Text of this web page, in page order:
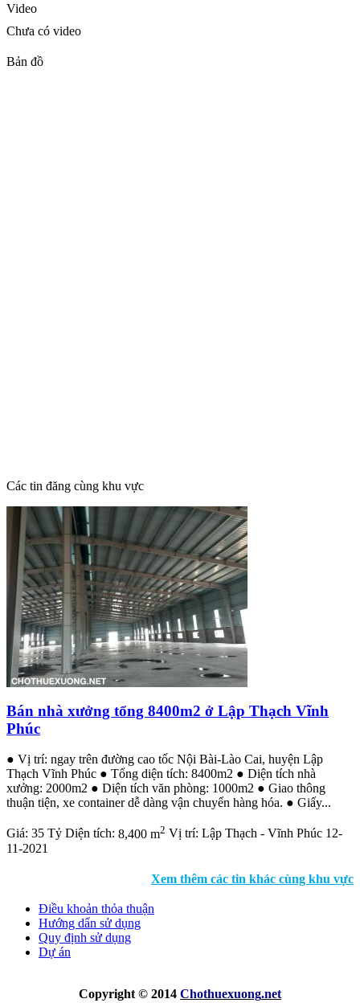
Video
Chưa có video
Bản đồ
Các tin đăng cùng khu vực
Bán nhà xưởng tổng 8400m2 ở Lập Thạch Vĩnh
Phúc
● Vị trí: ngay trên đường cao tốc Nội Bài-Lào Cai, huyện Lập
Thạch Vĩnh Phúc ● Tổng diện tích: 8400m2 ● Diện tích nhà
xưởng: 2000m2 ● Diện tích văn phòng: 1000m2 ● Giao thông
thuận tiện, xe container dễ dàng vận chuyển hàng hóa. ● Giấy...
Giá: 35 Tỷ Diện tích: 8,400 m2 Vị trí: Lập Thạch - Vĩnh Phúc 12-
11-2021
Xem thêm các tin khác cùng khu vực
Điều khoản thỏa thuận
Hướng dẩn sử dụng
Quy định sử dụng
Dự án
Copyright © 2014 Chothuexuong.net